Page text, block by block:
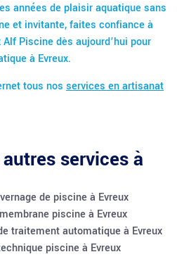
années de plaisir aquatique sans
et invitante, faites confiance à
Piscine dès aujourd’hui pour
à Evreux.
tous nos services en artisanat
services à
de piscine à Evreux
piscine à Evreux
traitement automatique à Evreux
piscine à Evreux